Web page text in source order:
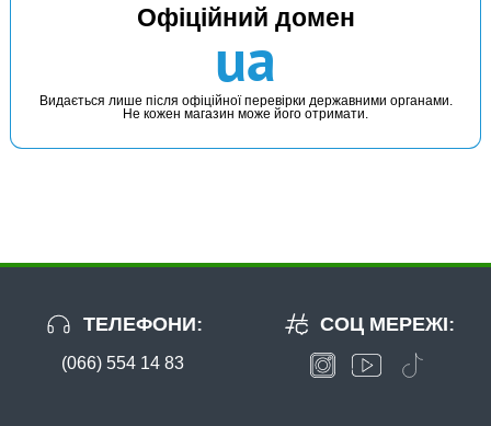
Офіційний домен
ua
Видається лише після офіційної перевірки державними органами.
Не кожен магазин може його отримати.
ТЕЛЕФОНИ:
(066) 554 14 83
СОЦ МЕРЕЖІ: